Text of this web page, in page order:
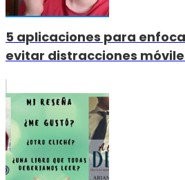
5 aplicaciones para
evitar distracciones